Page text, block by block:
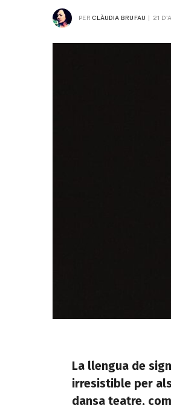
PER CLÀUDIA BRUFAU 21
La llengua de
irresistible per
dansa teatre,